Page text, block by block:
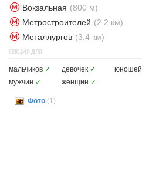
Вокзальная (800 м)
Метростроителей (2.2 км)
Металлургов (3.4 км)
СЕКЦИЯ ДЛЯ
мальчиков ✓ девочек ✓ юношей
мужчин ✓ женщин ✓
Фото (1)